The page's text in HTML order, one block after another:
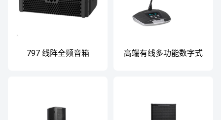
797 线阵全频音箱
高端有线多功能数字式